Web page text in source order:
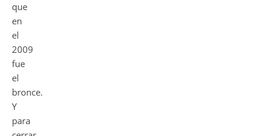
que
en
el
2009
fue
el
bronce.
Y
para